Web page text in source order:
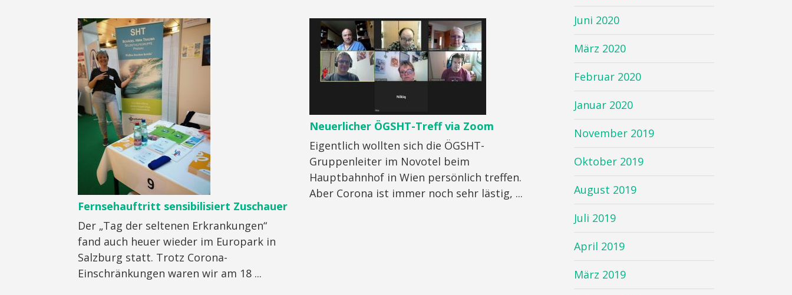
Fernsehauftritt sensibilisiert Zuschauer
Der „Tag der seltenen Erkrankungen“
fand auch heuer wieder im Europark in
Salzburg statt. Trotz Corona-
Einschränkungen waren wir am 18 ...
Neuerlicher ÖGSHT-Treff via Zoom
Eigentlich wollten sich die ÖGSHT-
Gruppenleiter im Novotel beim
Hauptbahnhof in Wien persönlich treffen.
Aber Corona ist immer noch sehr lästig, ...
Juni 2020
März 2020
Februar 2020
Januar 2020
November 2019
Oktober 2019
August 2019
Juli 2019
April 2019
März 2019